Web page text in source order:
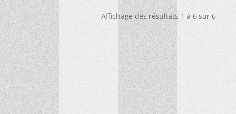
Affichage des résultats 1 à 6 sur 6